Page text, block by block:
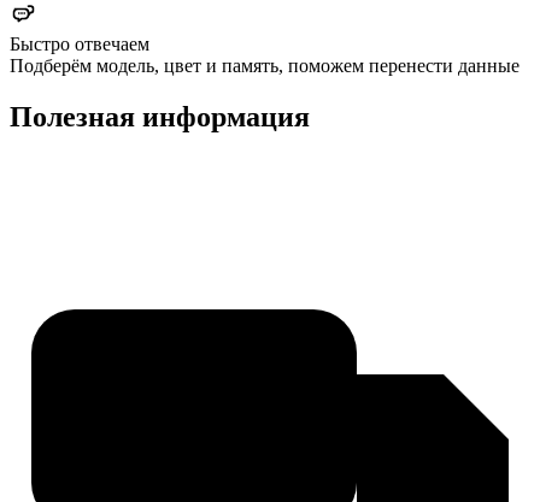
Быстро отвечаем
Подберём модель, цвет и память, поможем перенести данные
Полезная информация